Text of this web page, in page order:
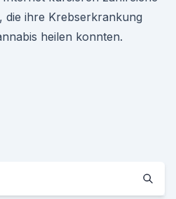
die ihre Krebserkrankung
heilen konnten.